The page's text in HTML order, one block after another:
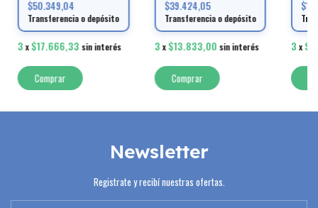
$50.349,04
Transferencia o depósito
3 x$17.666,33 sin interés
Comprar
$39.424,05
Transferencia o depósito
3x$13.833,00 sin interés
Comprar
3 x
Newsletter
Registrate y recibí nuestras ofertas.